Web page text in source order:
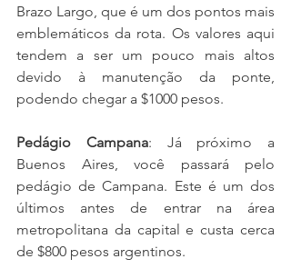
Brazo Largo, que é um dos pontos mais
emblemáticos da rota. Os valores aqui
tendem a ser um pouco mais altos
devido à manutenção da ponte,
podendo chegar a $1000 pesos.
Pedágio Campana: Já próximo a
Buenos Aires, você passará pelo
pedágio de Campana. Este é um dos
últimos antes de entrar na área
metropolitana da capital e custa cerca
de $800 pesos argentinos.